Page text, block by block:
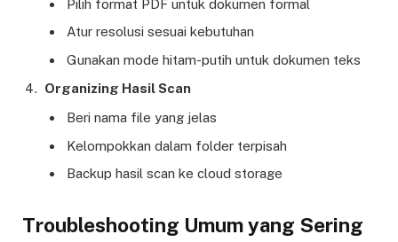
Pilih format PDF untuk dokumen formal
Atur resolusi sesuai kebutuhan
Gunakan mode hitam-putih untuk dokumen teks
Organizing Hasil Scan
Beri nama file yang jelas
Kelompokkan dalam folder terpisah
Backup hasil scan ke cloud storage
Troubleshooting Umum yang Sering